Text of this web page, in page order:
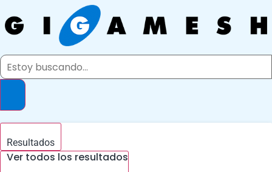
al
contenido
Search
Resultados
Ver todos los resultados